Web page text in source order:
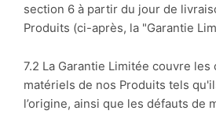
section 6 à partir du jour de
Produits (ci-après, la "Garantie
7.2 La Garantie Limitée couvre les
matériels de nos Produits tels
l’origine, ainsi que les défauts de